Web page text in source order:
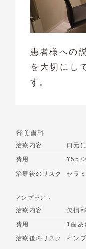
患者様への
を大切にし
す。
審美歯科
治療内容
口元
費用
治療後のリスク
セラ
インプラント
治療内容
欠損
費用
1歯あ
治療後のリスク
イン